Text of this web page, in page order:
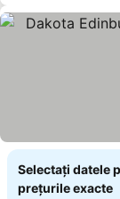
Selectați datele
prețurile exacte